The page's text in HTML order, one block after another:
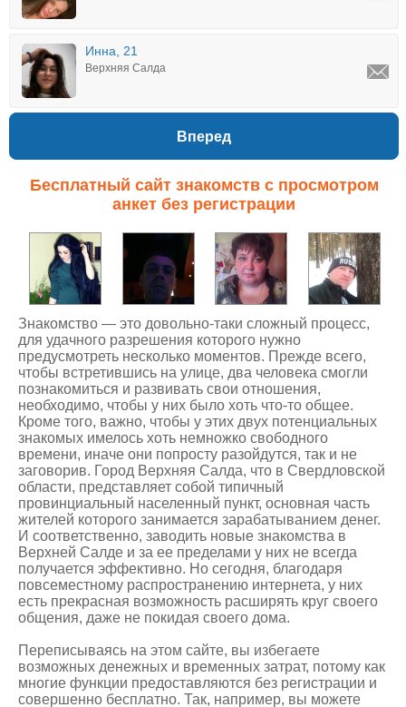
Инна, 21
Верхняя Салда
Вперед
Бесплатный сайт знакомств с просмотром
анкет без регистрации
Знакомство — это довольно-таки сложный процесс,
для удачного разрешения которого нужно
предусмотреть несколько моментов. Прежде всего,
чтобы встретившись на улице, два человека смогли
познакомиться и развивать свои отношения,
необходимо, чтобы у них было хоть что-то общее.
Кроме того, важно, чтобы у этих двух потенциальных
знакомых имелось хоть немножко свободного
времени, иначе они попросту разойдутся, так и не
заговорив. Город Верхняя Салда, что в Свердловской
области, представляет собой типичный
провинциальный населенный пункт, основная часть
жителей которого занимается зарабатыванием денег.
И соответственно, заводить новые знакомства в
Верхней Салде и за ее пределами у них не всегда
получается эффективно. Но сегодня, благодаря
повсеместному распространению интернета, у них
есть прекрасная возможность расширять круг своего
общения, даже не покидая своего дома.
Переписываясь на этом сайте, вы избегаете
возможных денежных и временных затрат, потому как
многие функции предоставляются без регистрации и
совершенно бесплатно. Так, например, вы можете